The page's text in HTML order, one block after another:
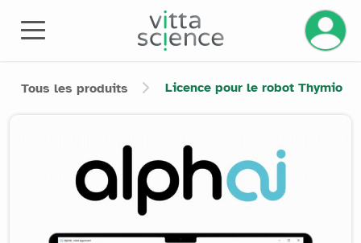
Gérez
Tous les produits Licence pour le robot Thymio